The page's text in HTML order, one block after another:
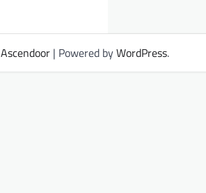
Ascendoor| Powered byWordPress.